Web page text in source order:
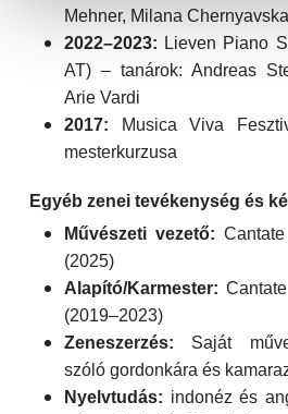
Mehner, Milana
2022–2023: Lieven Piano
AT) – tanárok: Andreas
Arie Vardi
2017: Musica Viva
mesterkurzusa
Egyéb zenei tevékenység és
Művészeti vezető:
(2025)
Alapító/Karmester:
(2019–2023)
Zeneszerzés: Saját
szóló gordonkára és
Nyelvtudás: indonéz és